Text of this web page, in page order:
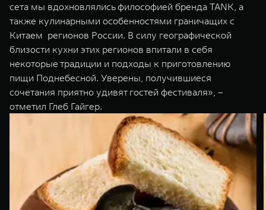
сета мы вдохновлялись философией бренда TANK, а
также кулинарными особенностями граничащих с
Китаем регионов России. В силу географической
близости кухни этих регионов впитали в себя
некоторые традиции и подходы к приготовлению
пищи Поднебесной. Уверены, получившиеся
сочетания приятно удивят гостей фестиваля», –
отметил Глеб Гайгер.